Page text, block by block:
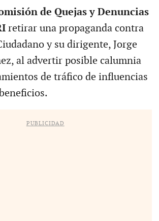
de Quejas y Denuncias
retirar una propaganda contra
y su dirigente, Jorge
al advertir posible calumnia
de tráfico de influencias
PUBLICIDAD